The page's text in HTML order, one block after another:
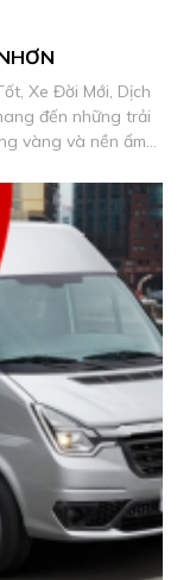
Xe Đời Mới, Dịch
đến những trải
vàng và nền ẩm